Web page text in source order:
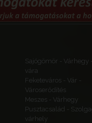
Sajógömör - Várhegy
vára
Feketeváros - Vár -
Városerődítés
Meszes - Várhegy
Pusztacsalád -
várhely